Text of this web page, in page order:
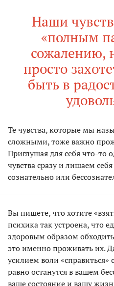
Наши
«полным
сожалению,
просто
быть в
Те чувства, которые мы
сложными, тоже важно
Приглушая для себя что-то
чувства сразу и лишаем
сознательно или
Вы пишете, что хотите
психика так устроена, что
здоровым образом
это именно проживать их.
усилием воли «справиться»
равно останутся в вашем
ваше состояние и вашу